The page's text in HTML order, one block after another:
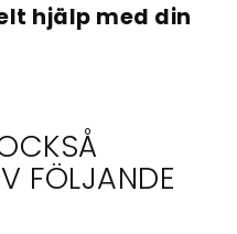
hjälp med din
FÖLJANDE